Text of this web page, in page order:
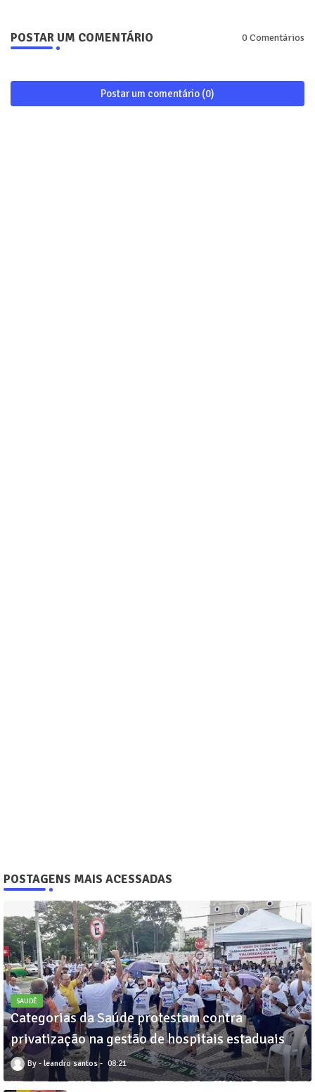
POSTAR UM COMENTÁRIO 0 Comentários
Postar um comentário (0)
POSTAGENS MAIS ACESSADAS
SAUDÊ
Categorias da Saúde protestam contra
privatização na gestão de hospitais estaduais
leandro santos 08:21